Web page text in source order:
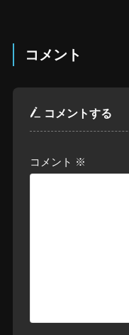
コメント
コメントする
コメント ※